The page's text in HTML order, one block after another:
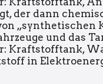
der dann
„synthetischen
und das
Kraftstofftank,
in